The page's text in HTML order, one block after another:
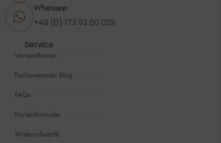
Whatsapp
+49 (0) 173 93 60 029
Service
Versandkosten
Fachanwender Blog
FAQs
Kontaktformular
Widerrufsrecht